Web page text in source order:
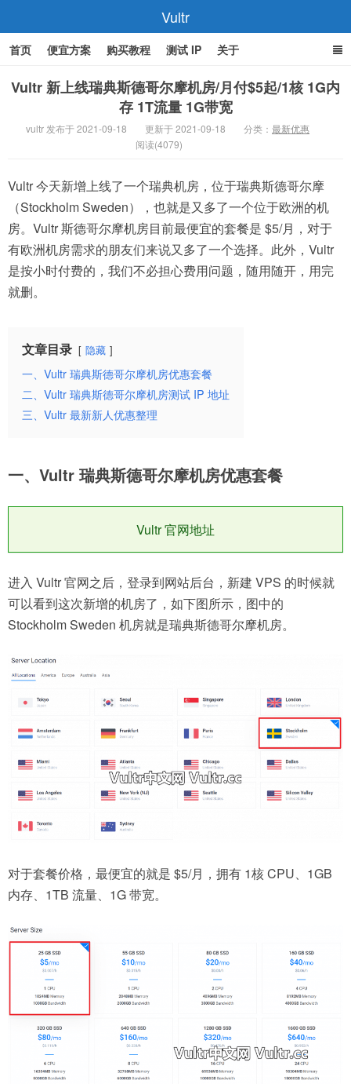
Vultr
首页 便宜方案 购买教程 测试 IP 关于
Vultr 新上线瑞典斯德哥尔摩机房/月付$5起/1核 1G内
存 1T流量 1G带宽
vultr 发布于 2021-09-18 更新于 2021-09-18 分类： 最新优惠
阅读(4079)
Vultr 今天新增上线了一个瑞典机房，位于瑞典斯德哥尔摩
（Stockholm Sweden），也就是又多了一个位于欧洲的机
房。Vultr 斯德哥尔摩机房目前最便宜的套餐是 $5/月，对于
有欧洲机房需求的朋友们来说又多了一个选择。此外，Vultr
是按小时付费的，我们不必担心费用问题，随用随开，用完
就删。
文章目录 隐藏
一、Vultr 瑞典斯德哥尔摩机房优惠套餐
二、Vultr 瑞典斯德哥尔摩机房测试 IP 地址
三、Vultr 最新新人优惠整理
一、Vultr 瑞典斯德哥尔摩机房优惠套餐
Vultr 官网地址
进入 Vultr 官网之后，登录到网站后台，新建 VPS 的时候就
可以看到这次新增的机房了，如下图所示，图中的
Stockholm Sweden 机房就是瑞典斯德哥尔摩机房。
对于套餐价格，最便宜的就是 $5/月，拥有 1核 CPU、1GB
内存、1TB 流量、1G 带宽。